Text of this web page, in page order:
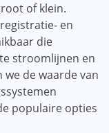
of klein.
en
die
stroomlijnen en
de waarde van
populaire opties